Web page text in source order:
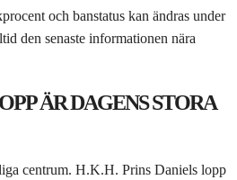
och banstatus kan ändras under
den senaste informationen nära
ÄR DAGENS STORA
centrum. H.K.H. Prins Daniels lopp